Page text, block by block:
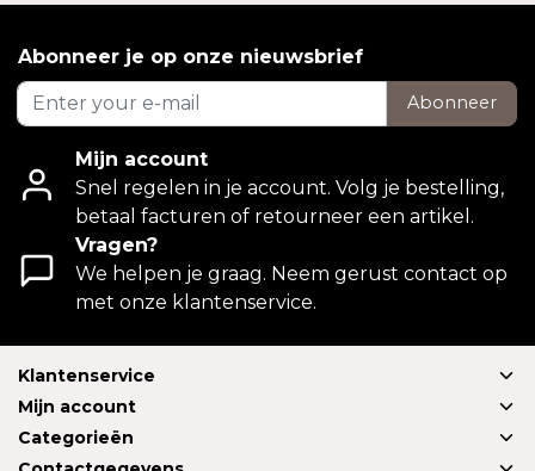
Abonneer je op onze nieuwsbrief
Abonneer
Mijn account
Snel regelen in je account. Volg je bestelling,
betaal facturen of retourneer een artikel.
Vragen?
We helpen je graag. Neem gerust contact op
met onze klantenservice.
Klantenservice
Mijn account
Categorieën